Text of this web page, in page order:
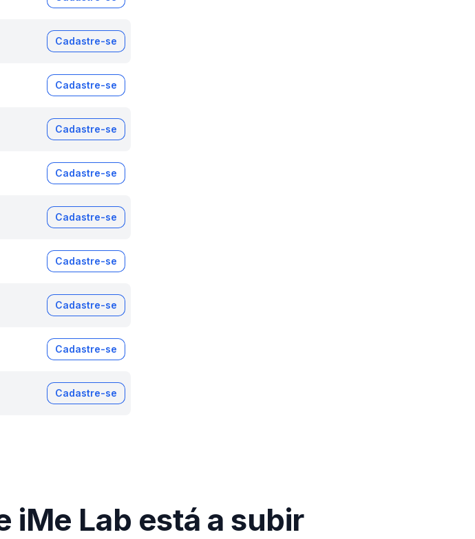
Cadastre-se
Cadastre-se
Cadastre-se
Cadastre-se
Cadastre-se
Cadastre-se
Cadastre-se
Cadastre-se
Cadastre-se
iMe Lab está a subir